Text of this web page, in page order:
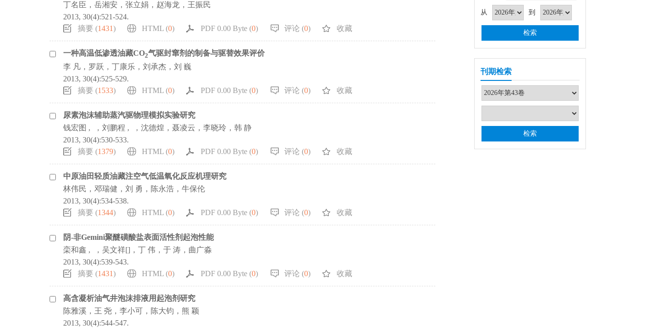
丁名臣，岳湘安，张立娟，赵海龙，王振民
2013, 30(4):521-524.
摘要 (1431) HTML (0) PDF 0.00 Byte (0) 评论 (0) 收藏
一种高温低渗透油藏CO2气驱封窜剂的制备与驱替效果评价
李 凡，罗跃，丁康乐，刘承杰，刘 巍
2013, 30(4):525-529.
摘要 (1533) HTML (0) PDF 0.00 Byte (0) 评论 (0) 收藏
尿素泡沫辅助蒸汽驱物理模拟实验研究
钱宏图 , ，刘鹏程 , ，沈德煌，聂凌云，李晓玲，韩 静
2013, 30(4):530-533.
摘要 (1379) HTML (0) PDF 0.00 Byte (0) 评论 (0) 收藏
中原油田轻质油藏注空气低温氧化反应机理研究
林伟民，邓瑞健，刘 勇，陈永浩，牛保伦
2013, 30(4):534-538.
摘要 (1344) HTML (0) PDF 0.00 Byte (0) 评论 (0) 收藏
阴-非Gemini聚醚磺酸盐表面活性剂起泡性能
栾和鑫 , ，吴文祥[]，丁 伟，于 涛，曲广淼
2013, 30(4):539-543.
摘要 (1431) HTML (0) PDF 0.00 Byte (0) 评论 (0) 收藏
高含凝析油气井泡沫排液用起泡剂研究
陈雅溪，王 尧，李小可，陈大钧，熊 颖
2013, 30(4):544-547.
从 到
刊期检索